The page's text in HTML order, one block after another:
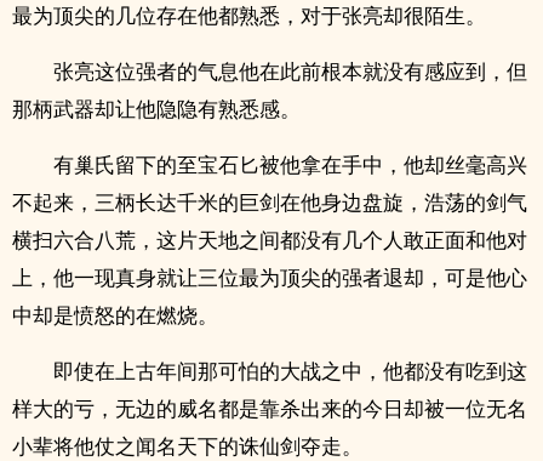
最为顶尖的几位存在他都熟悉，对于张亮却很陌生。
张亮这位强者的气息他在此前根本就没有感应到，但
那柄武器却让他隐隐有熟悉感。
有巢氏留下的至宝石匕被他拿在手中，他却丝毫高兴
不起来，三柄长达千米的巨剑在他身边盘旋，浩荡的剑气
横扫六合八荒，这片天地之间都没有几个人敢正面和他对
上，他一现真身就让三位最为顶尖的强者退却，可是他心
中却是愤怒的在燃烧。
即使在上古年间那可怕的大战之中，他都没有吃到这
样大的亏，无边的威名都是靠杀出来的今日却被一位无名
小辈将他仗之闻名天下的诛仙剑夺走。